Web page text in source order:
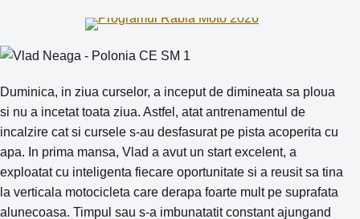
Duminica, in ziua curselor, a inceput de dimineata sa ploua
si nu a incetat toata ziua. Astfel, atat antrenamentul de
incalzire cat si cursele s-au desfasurat pe pista acoperita cu
apa. In prima mansa, Vlad a avut un start excelent, a
exploatat cu inteligenta fiecare oportunitate si a reusit sa tina
la verticala motocicleta care derapa foarte mult pe suprafata
alunecoasa. Timpul sau s-a imbunatatit constant ajungand